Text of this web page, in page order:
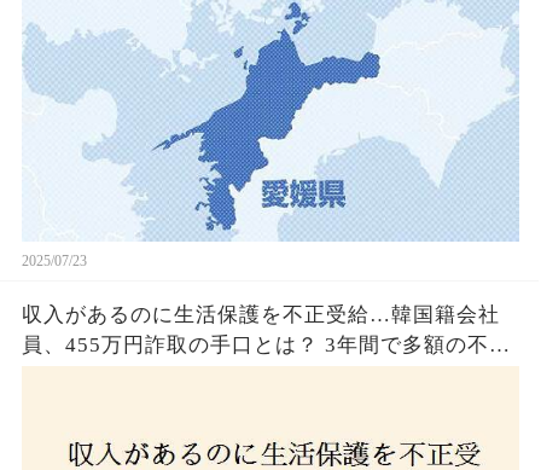
2025/07/23
収入があるのに生活保護を不正受給…韓国籍会社
員、455万円詐取の手口とは？ 3年間で多額の不正